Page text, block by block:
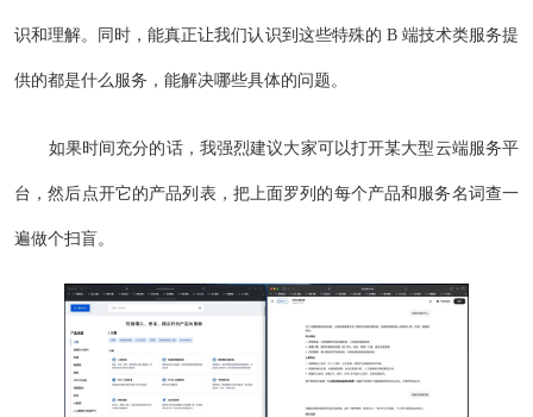
识和理解。同时，能真正让我们认识到这些特殊的 B 端技术类服务提
供的都是什么服务，能解决哪些具体的问题。
如果时间充分的话，我强烈建议大家可以打开某大型云端服务平
台，然后点开它的产品列表，把上面罗列的每个产品和服务名词查一
遍做个扫盲。